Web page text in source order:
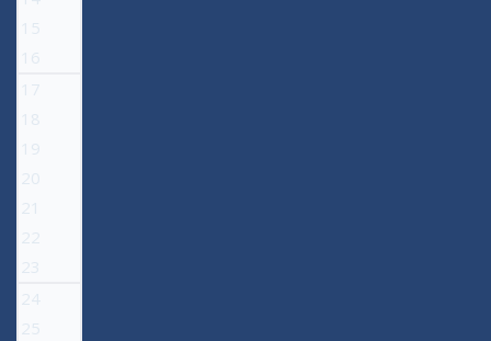
15
16
17
18
19
20
21
22
23
24
25